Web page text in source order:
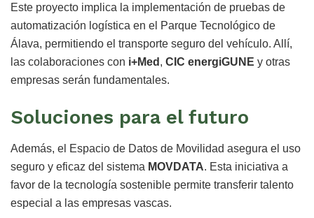
Este proyecto implica la implementación de pruebas de
automatización logística en el Parque Tecnológico de
Álava, permitiendo el transporte seguro del vehículo. Allí,
las colaboraciones con i+Med , CIC energiGUNE y otras
empresas serán fundamentales.
Soluciones para el futuro
Además, el Espacio de Datos de Movilidad asegura el uso
seguro y eficaz del sistema MOVDATA. Esta iniciativa a
favor de la tecnología sostenible permite transferir talento
especial a las empresas vascas.